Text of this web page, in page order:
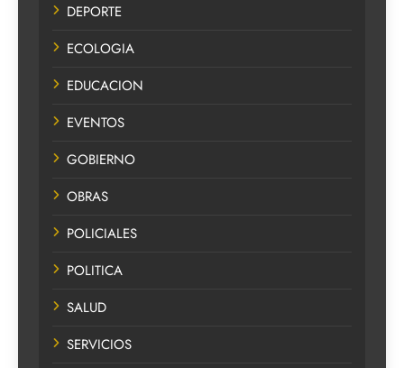
DEPORTE
ECOLOGIA
EDUCACION
EVENTOS
GOBIERNO
OBRAS
POLICIALES
POLITICA
SALUD
SERVICIOS